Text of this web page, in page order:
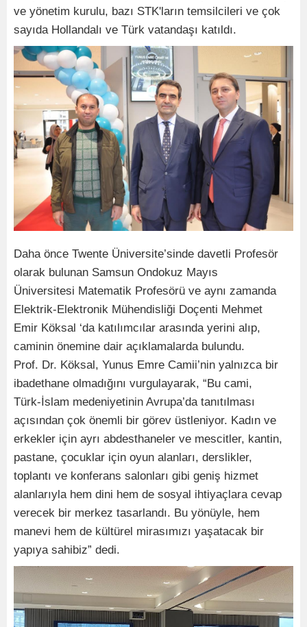
ve yönetim kurulu, bazı STK'ların temsilcileri ve çok
sayıda Hollandalı ve Türk vatandaşı katıldı.
Daha önce Twente Üniversite’sinde davetli Profesör
olarak bulunan Samsun Ondokuz Mayıs
Üniversitesi Matematik Profesörü ve aynı zamanda
Elektrik-Elektronik Mühendisliği Doçenti Mehmet
Emir Köksal ‘da katılımcılar arasında yerini alıp,
caminin önemine dair açıklamalarda bulundu.
Prof. Dr. Köksal, Yunus Emre Camii’nin yalnızca bir
ibadethane olmadığını vurgulayarak, “Bu cami,
Türk-İslam medeniyetinin Avrupa’da tanıtılması
açısından çok önemli bir görev üstleniyor. Kadın ve
erkekler için ayrı abdesthaneler ve mescitler, kantin,
pastane, çocuklar için oyun alanları, derslikler,
toplantı ve konferans salonları gibi geniş hizmet
alanlarıyla hem dini hem de sosyal ihtiyaçlara cevap
verecek bir merkez tasarlandı. Bu yönüyle, hem
manevi hem de kültürel mirasımızı yaşatacak bir
yapıya sahibiz” dedi.